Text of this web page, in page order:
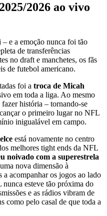
2026 ao vivo
e a emoção nunca foi tão
de transferências
no draft e manchetes, os fãs
de futebol americano.
foi a troca de Micah
em toda a liga. Ao mesmo
história – tornando-se
o primeiro lugar no NFL
inigualável em campo.
está novamente no centro
melhores tight ends da NFL
noivado com a superestrela
nova dimensão à
acompanhar os jogos ao lado
esteve tão próxima do
e as rádios vibram de
como pelo casal de que toda a